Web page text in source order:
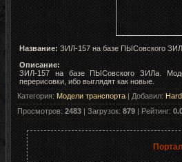
Название:ЗИЛ-157 на базе ПЫСовского
Описание:
ЗИЛ-157 на базе ПЫСовского ЗИЛа.
перерисовки, ибо выглядят как новые.
Категория: Модели транспорта | Добавил:
Просмотров: 2483 | Загрузок:879 | Рейтинг: